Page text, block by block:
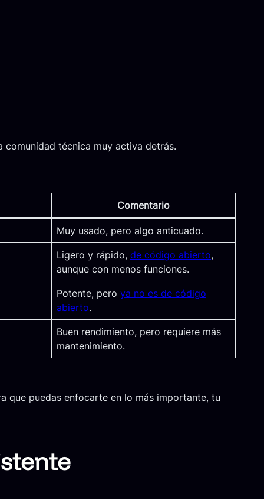
comunidad técnica muy activa detrás.
Comentario
Muy usado, pero algo anticuado.
Ligero y rápido, de código abierto,
aunque con menos funciones.
Potente, pero ya no es de código
abierto.
Buen rendimiento, pero requiere más
mantenimiento.
que puedas enfocarte en lo más importante, tu